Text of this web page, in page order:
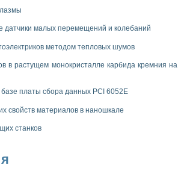
датчики малых перемещений и колебаний
методом тепловых шумов
в растущем монокристалле карбида кремния на
платы сбора данных PCI 6052E
свойств материалов в наношкале
станков